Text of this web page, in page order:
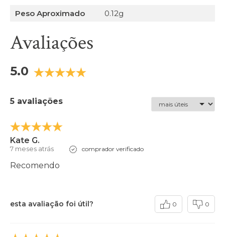
Peso Aproximado
0.12g
Avaliações
5.0
5 avaliações
Kate G.
7 meses atrás comprador verificado
Recomendo
esta avaliação foi útil? 0 0